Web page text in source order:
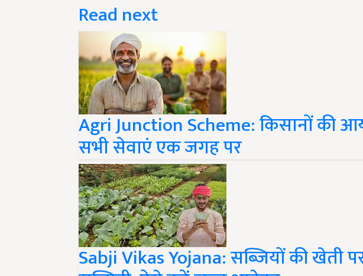
Agri Junction Scheme: किसानों की आय
सभी सेवाएं एक जगह पर
Sabji Vikas Yojana: सब्जियों की खेती
सब्सिडी, ऐसे करें जल्द आवेदन